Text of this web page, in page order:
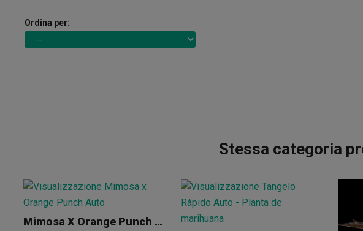
Ordina per:
Stessa categoria
Mimosa X Orange Punch Auto